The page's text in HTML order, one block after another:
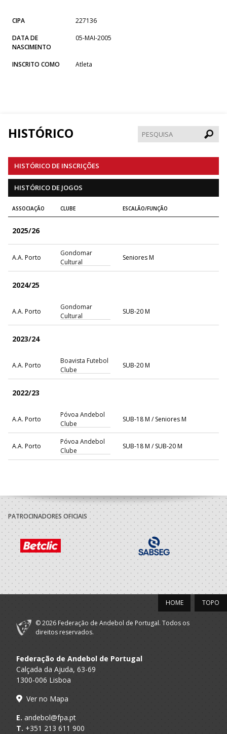
CIPA
227136
DATA DE
NASCIMENTO
05-MAI-2005
INSCRITO COMO Atleta
HISTÓRICO
HISTÓRICO DE INSCRIÇÕES
HISTÓRICO DE JOGOS
ASSOCIAÇÃO CLUBE ESCALÃO/FUNÇÃO
2025/26
A.A. Porto
Gondomar
Cultural
Seniores M
2024/25
A.A. Porto
Gondomar
Cultural
SUB-20 M
2023/24
A.A. Porto
Boavista Futebol
Clube
SUB-20 M
2022/23
A.A. Porto
Póvoa Andebol
Clube
SUB-18 M / Seniores M
A.A. Porto
Póvoa Andebol
Clube
SUB-18 M / SUB-20 M
A.A. Porto
Póvoa Andebol
Clube
SUB-18 M / Seniores M
A.A. Porto
Póvoa Andebol
Clube
SUB-18 M / SUB-20 M
2020/21
A.A. Porto
Póvoa Andebol
Clube
SUB-17 M / Seniores M
A.A. Porto
Póvoa Andebol
2018/19
Póvoa Andebol
2017/18
PATROCINADORES OFICIAIS
TOPO
HOME
© 2026 Federação de Andebol de Portugal. Todos os
direitos reservados.
Federação de Andebol de Portugal
Calçada da Ajuda, 63-69
1300-006 Lisboa
Ver no Mapa
E. andebol@fpa.pt
T. +351 213 611 900